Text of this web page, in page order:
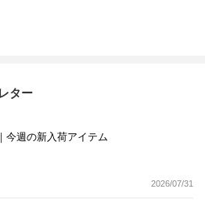
ター
今週の新入荷アイテム
2026/07/31